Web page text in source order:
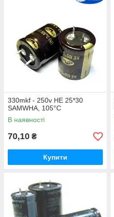
330mkf - 250v HE 25*30
SAMWHA, 105°C
В наявності
70,10 ₴
Купити